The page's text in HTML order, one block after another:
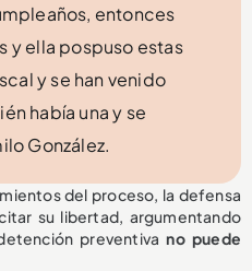
entonces
y ella pospuso estas
y se han venido
había una y se
González.
del proceso, la defensa
su libertad, argumentando
preventivano puede